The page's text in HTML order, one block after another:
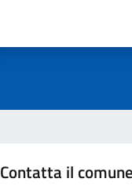
Contatta il comune